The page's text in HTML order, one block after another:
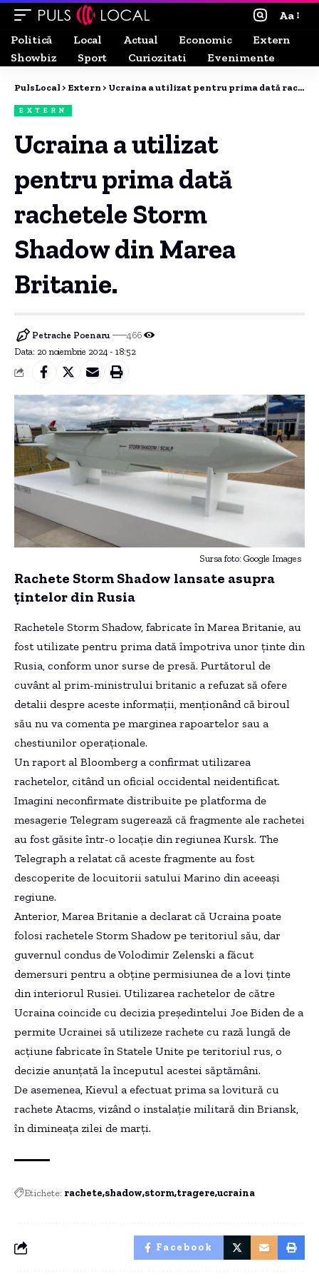
Aa
Politică
Local Actual Economic
Extern
Showbiz
Sport Curiozitati Evenimente
PulsLocal > Extern > Ucraina a utilizat pentru prima dată rachetele Storm Shadow din Marea Britanie.
EXTERN
Ucraina a utilizat
pentru prima dată
rachetele Storm
Shadow din Marea
Britanie.
Data: 20 noiembrie 2024 - 18:52
Petrache Poenaru 466
Sursa foto: Google Images
Rachete Storm Shadow lansate asupra
țintelor din Rusia
Rachetele Storm Shadow, fabricate în Marea Britanie, au
fost utilizate pentru prima dată împotriva unor ținte din
Rusia, conform unor surse de presă. Purtătorul de
cuvânt al prim-ministrului britanic a refuzat să ofere
detalii despre aceste informații, menționând că biroul
său nu va comenta pe marginea rapoartelor sau a
chestiunilor operaționale.
Un raport al Bloomberg a confirmat utilizarea
rachetelor, citând un oficial occidental neidentificat.
Imagini neconfirmate distribuite pe platforma de
mesagerie Telegram sugerează că fragmente ale rachetei
au fost găsite într-o locație din regiunea Kursk. The
Telegraph a relatat că aceste fragmente au fost
descoperite de locuitorii satului Marino din aceeași
regiune.
Anterior, Marea Britanie a declarat că Ucraina poate
folosi rachetele Storm Shadow pe teritoriul său, dar
guvernul condus de Volodimir Zelenski a făcut
demersuri pentru a obține permisiunea de a lovi ținte
din interiorul Rusiei. Utilizarea rachetelor de către
Ucraina coincide cu decizia președintelui Joe Biden de a
permite Ucrainei să utilizeze rachete cu rază lungă de
acțiune fabricate în Statele Unite pe teritoriul rus, o
decizie anunțată la începutul acestei săptămâni.
De asemenea, Kievul a efectuat prima sa lovitură cu
rachete Atacms, vizând o instalație militară din Briansk,
în dimineața zilei de marți.
Etichete: rachete shadow storm tragere ucraina
Facebook